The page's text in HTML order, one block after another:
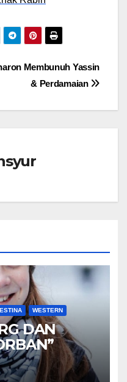
Membunuh Yassin
& Perdamaian
WESTERN
DAN